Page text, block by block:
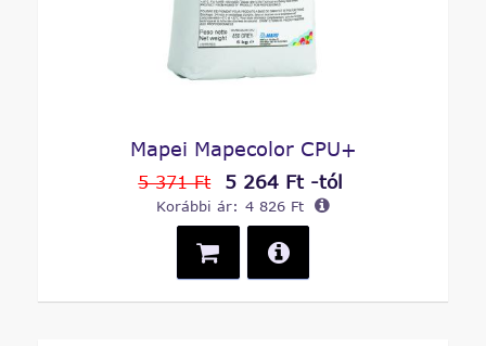
Mapei Mapecolor CPU+
5 371 Ft 5 264 Ft -tól
Korábbi ár: 4 826 Ft